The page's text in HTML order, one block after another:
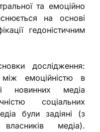
та емоційно
на основі
гедоністичним
дослідження:
між емоційністю в
новинних медіа
соціальних
були задіяні (з
медіа).